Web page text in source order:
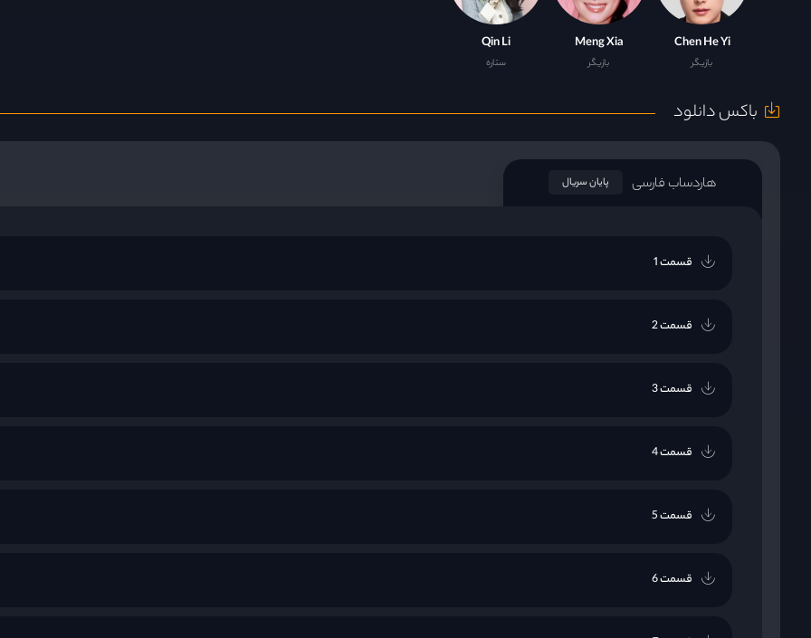
Chen He Yi
بازیگر
Meng Xia
بازیگر
Qin Li
ستاره
باکس دانلود
هاردساب فارسی پایان سریال
قسمت 1
قسمت 2
قسمت 3
قسمت 4
قسمت 5
قسمت 6